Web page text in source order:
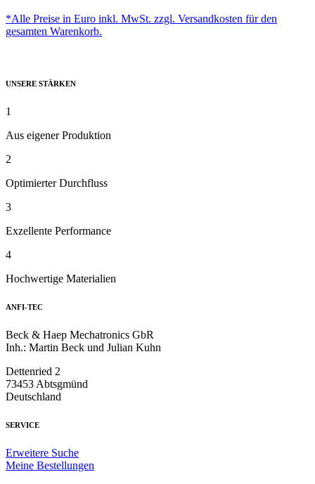
*Alle Preise in Euro inkl. MwSt. zzgl. Versandkosten für den
gesamten Warenkorb.
UNSERE STÄRKEN
1
Aus eigener Produktion
2
Optimierter Durchfluss
3
Exzellente Performance
4
Hochwertige Materialien
ANFI-TEC
Beck & Haep Mechatronics GbR
Inh.: Martin Beck und Julian Kuhn
Dettenried 2
73453 Abtsgmünd
Deutschland
SERVICE
Erweitere Suche
Meine Bestellungen